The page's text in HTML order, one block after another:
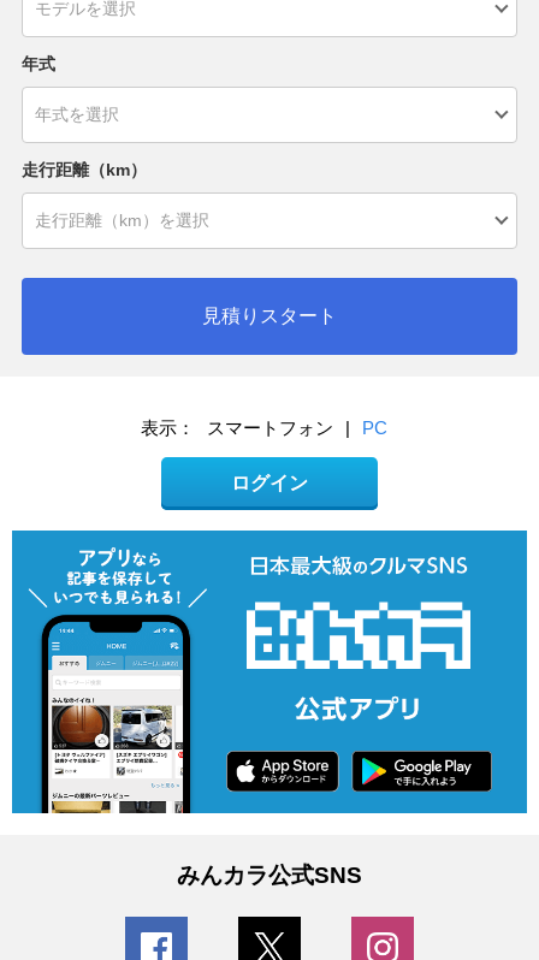
年式
走行距離（km）
見積りスタート
表示： スマートフォン PC
ログイン
みんカラ公式SNS